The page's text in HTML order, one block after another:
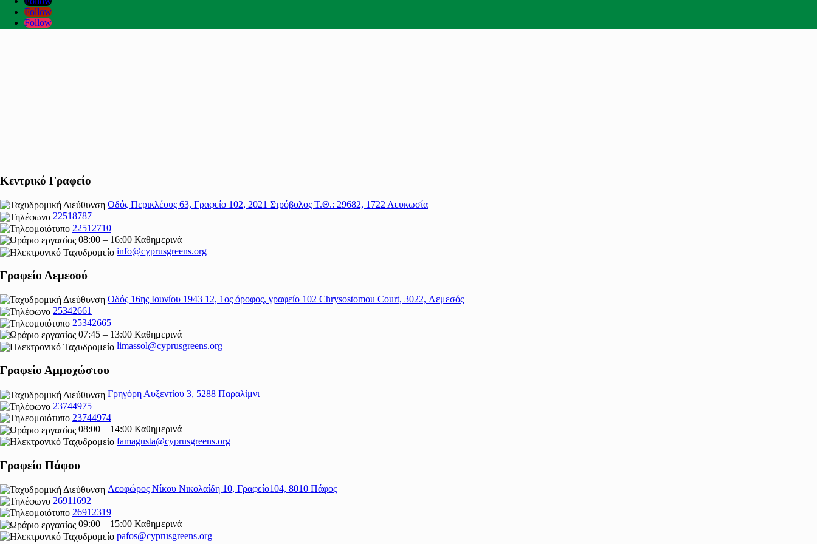
Follow
Follow
Κεντρικό Γραφείο
Οδός Περικλέους 63, Γραφείο 102, 2021 Στρόβολος Τ.Θ.: 29682, 1722 Λευκωσία
22518787
22512710
08:00 – 16:00 Καθημερινά
info@cyprusgreens.org
Γραφείο Λεμεσού
Οδός 16ης Ιουνίου 1943 12, 1ος όροφος, γραφείο 102 Chrysostomou Court, 3022, Λεμεσός
25342661
25342665
07:45 – 13:00 Καθημερινά
limassol@cyprusgreens.org
Γραφείο Αμμοχώστου
Γρηγόρη Αυξεντίου 3, 5288 Παραλίμνι
23744975
23744974
08:00 – 14:00 Καθημερινά
famagusta@cyprusgreens.org
Γραφείο Πάφου
Λεοφώρος Νίκου Νικολαίδη 10, Γραφείο104, 8010 Πάφος
26911692
26912319
09:00 – 15:00 Καθημερινά
pafos@cyprusgreens.org